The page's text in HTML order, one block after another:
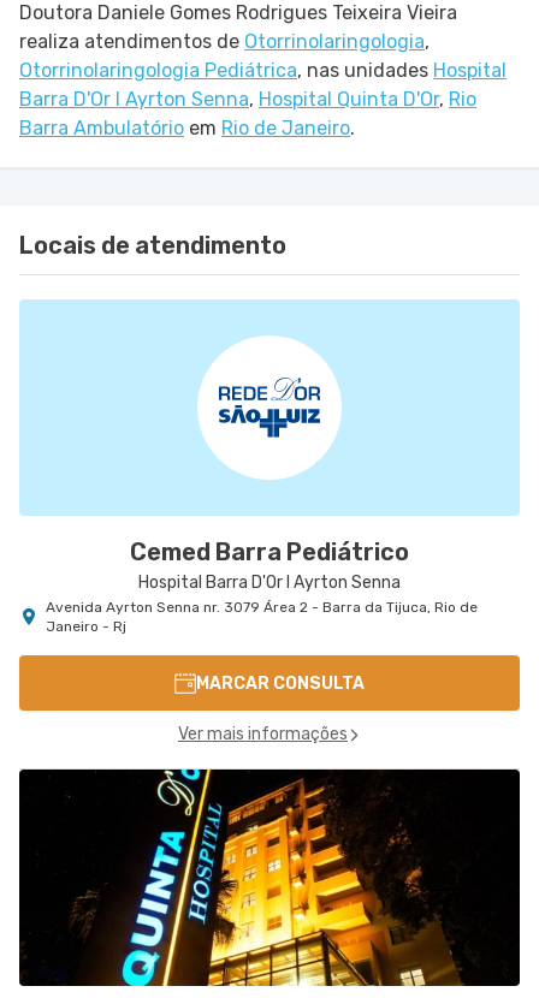
Doutora Daniele Gomes Rodrigues Teixeira Vieira
realiza atendimentos de Otorrinolaringologia,
Otorrinolaringologia Pediátrica, nas unidades Hospital
Barra D'Or I Ayrton Senna, Hospital Quinta D'Or, Rio
Barra Ambulatório em Rio de Janeiro.
Locais de atendimento
Cemed Barra Pediátrico
Hospital Barra D'Or I Ayrton Senna
Avenida Ayrton Senna nr. 3079 Área 2 - Barra da Tijuca, Rio de
Janeiro - Rj
MARCAR CONSULTA
Ver mais informações